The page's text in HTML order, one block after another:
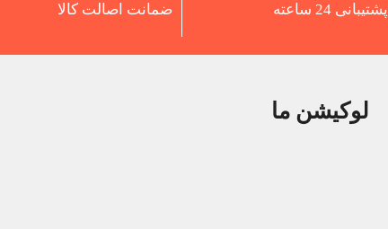
پشتیبانی 24 ساعته ضمانت اصالت کالا
لوکیشن ما